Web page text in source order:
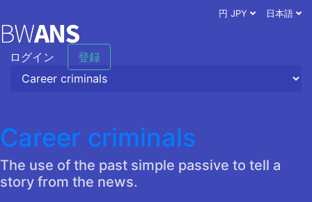
円 JPY 日本語
ログイン 登録
Career criminals
The use of the past simple passive to tell a
story from the news.